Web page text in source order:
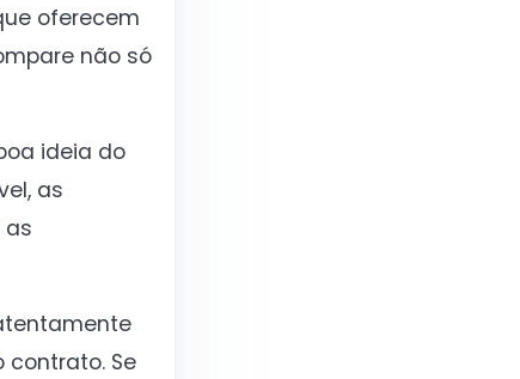
oferecem
não só
ideia do
as
as
Se